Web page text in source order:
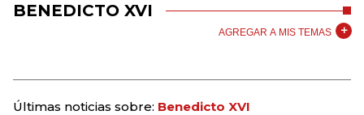
BENEDICTO XVI
AGREGAR A MIS TEMAS
Últimas noticias sobre: Benedicto XVI